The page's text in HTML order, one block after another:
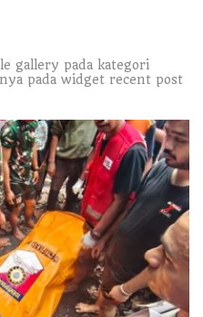
gallery pada kategori
pada widget recent post